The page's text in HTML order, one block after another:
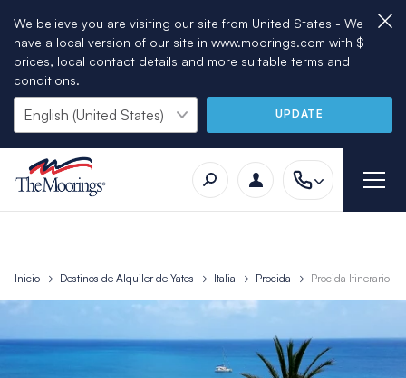
We believe you are visiting our site from United States - We
have a local version of our site in www.moorings.com with $
prices, local contact details and more suitable terms and
conditions.
UPDATE
Inicio Destinos de Alquiler de Yates Italia Procida Procida Itinerario